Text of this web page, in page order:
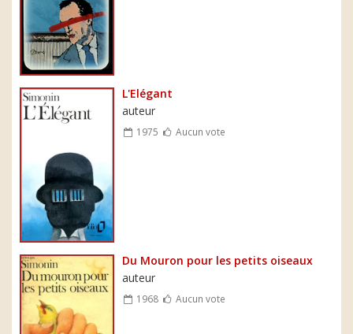
L'Elégant
auteur
1975 Aucun vote
Du Mouron pour les petits oiseaux
auteur
1968 Aucun vote